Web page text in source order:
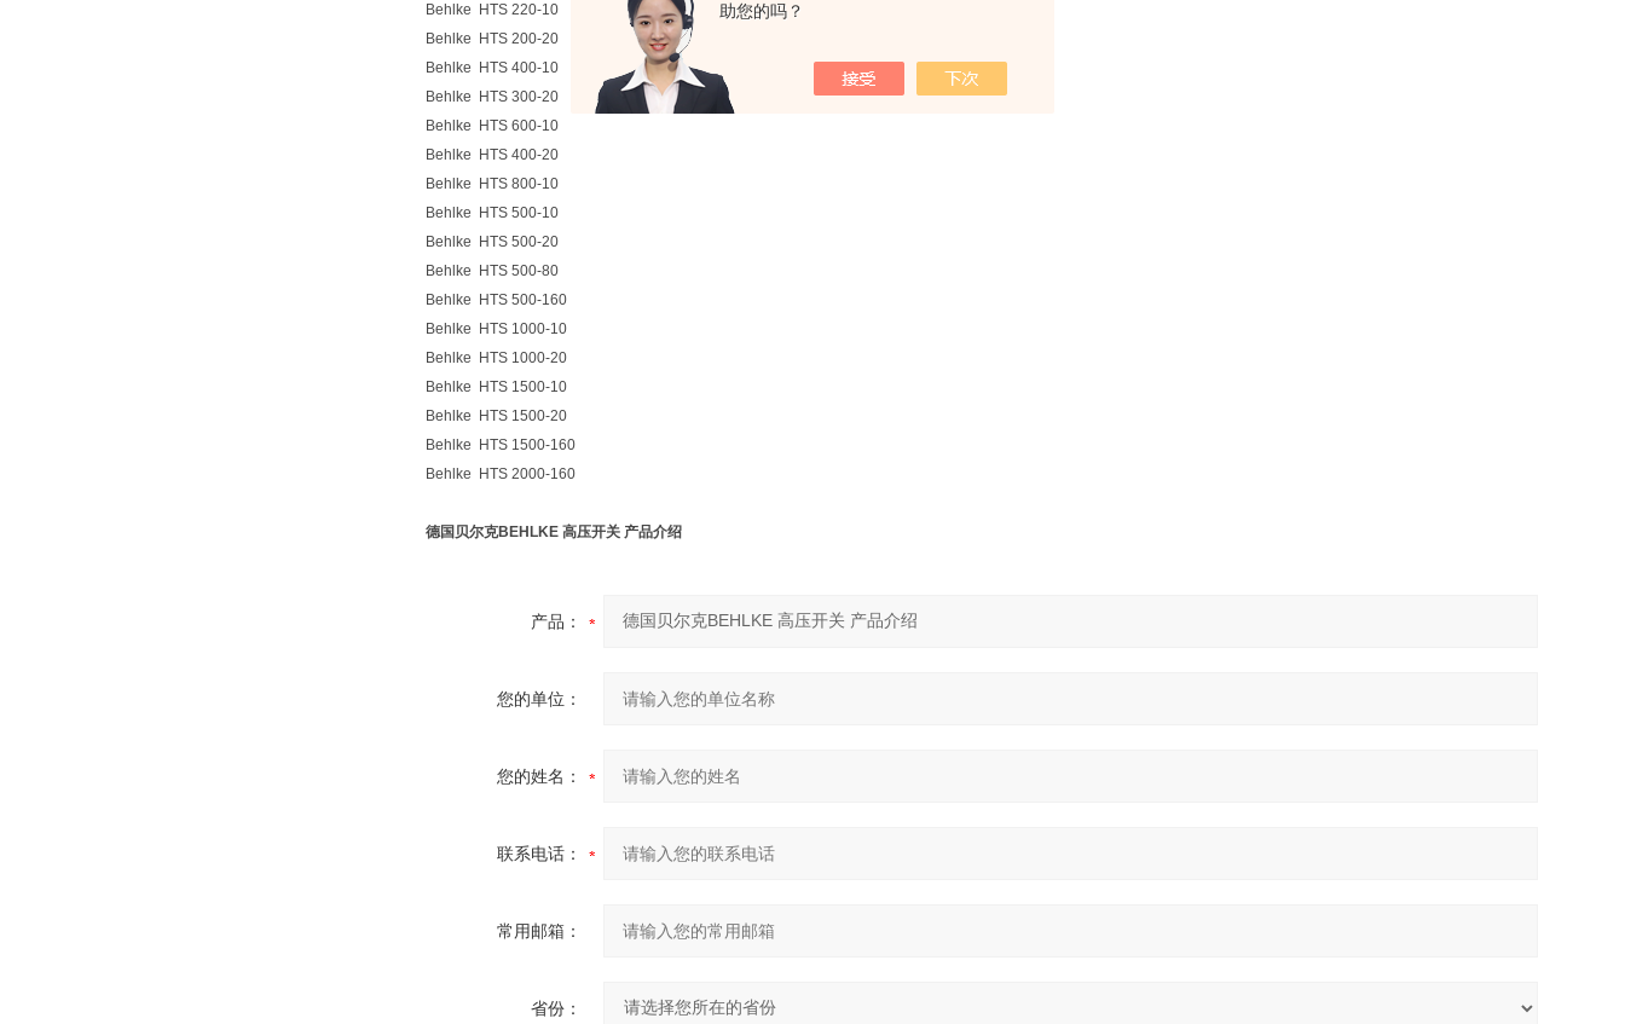
助您的吗？
Behlke HTS 220-10
Behlke HTS 200-20
Behlke HTS 400-10
Behlke HTS 300-20
Behlke HTS 600-10
Behlke HTS 400-20
Behlke HTS 800-10
Behlke HTS 500-10
Behlke HTS 500-20
Behlke HTS 500-80
Behlke HTS 500-160
Behlke HTS 1000-10
Behlke HTS 1000-20
Behlke HTS 1500-10
Behlke HTS 1500-20
Behlke HTS 1500-160
Behlke HTS 2000-160
德国贝尔克BEHLKE 高压开关 产品介绍
产品：
您的单位：
您的姓名：
联系电话：
常用邮箱：
省份：